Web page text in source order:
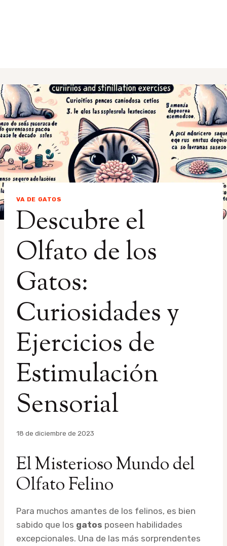
VA DE GATOS
Descubre el
Olfato de los
Gatos:
Curiosidades y
Ejercicios de
Estimulación
Sensorial
Por
18 de diciembre de 2023
El Misterioso Mundo del
Olfato Felino
Para muchos amantes de los felinos, es bien
sabido que los gatos poseen habilidades
excepcionales. Una de las más sorprendentes